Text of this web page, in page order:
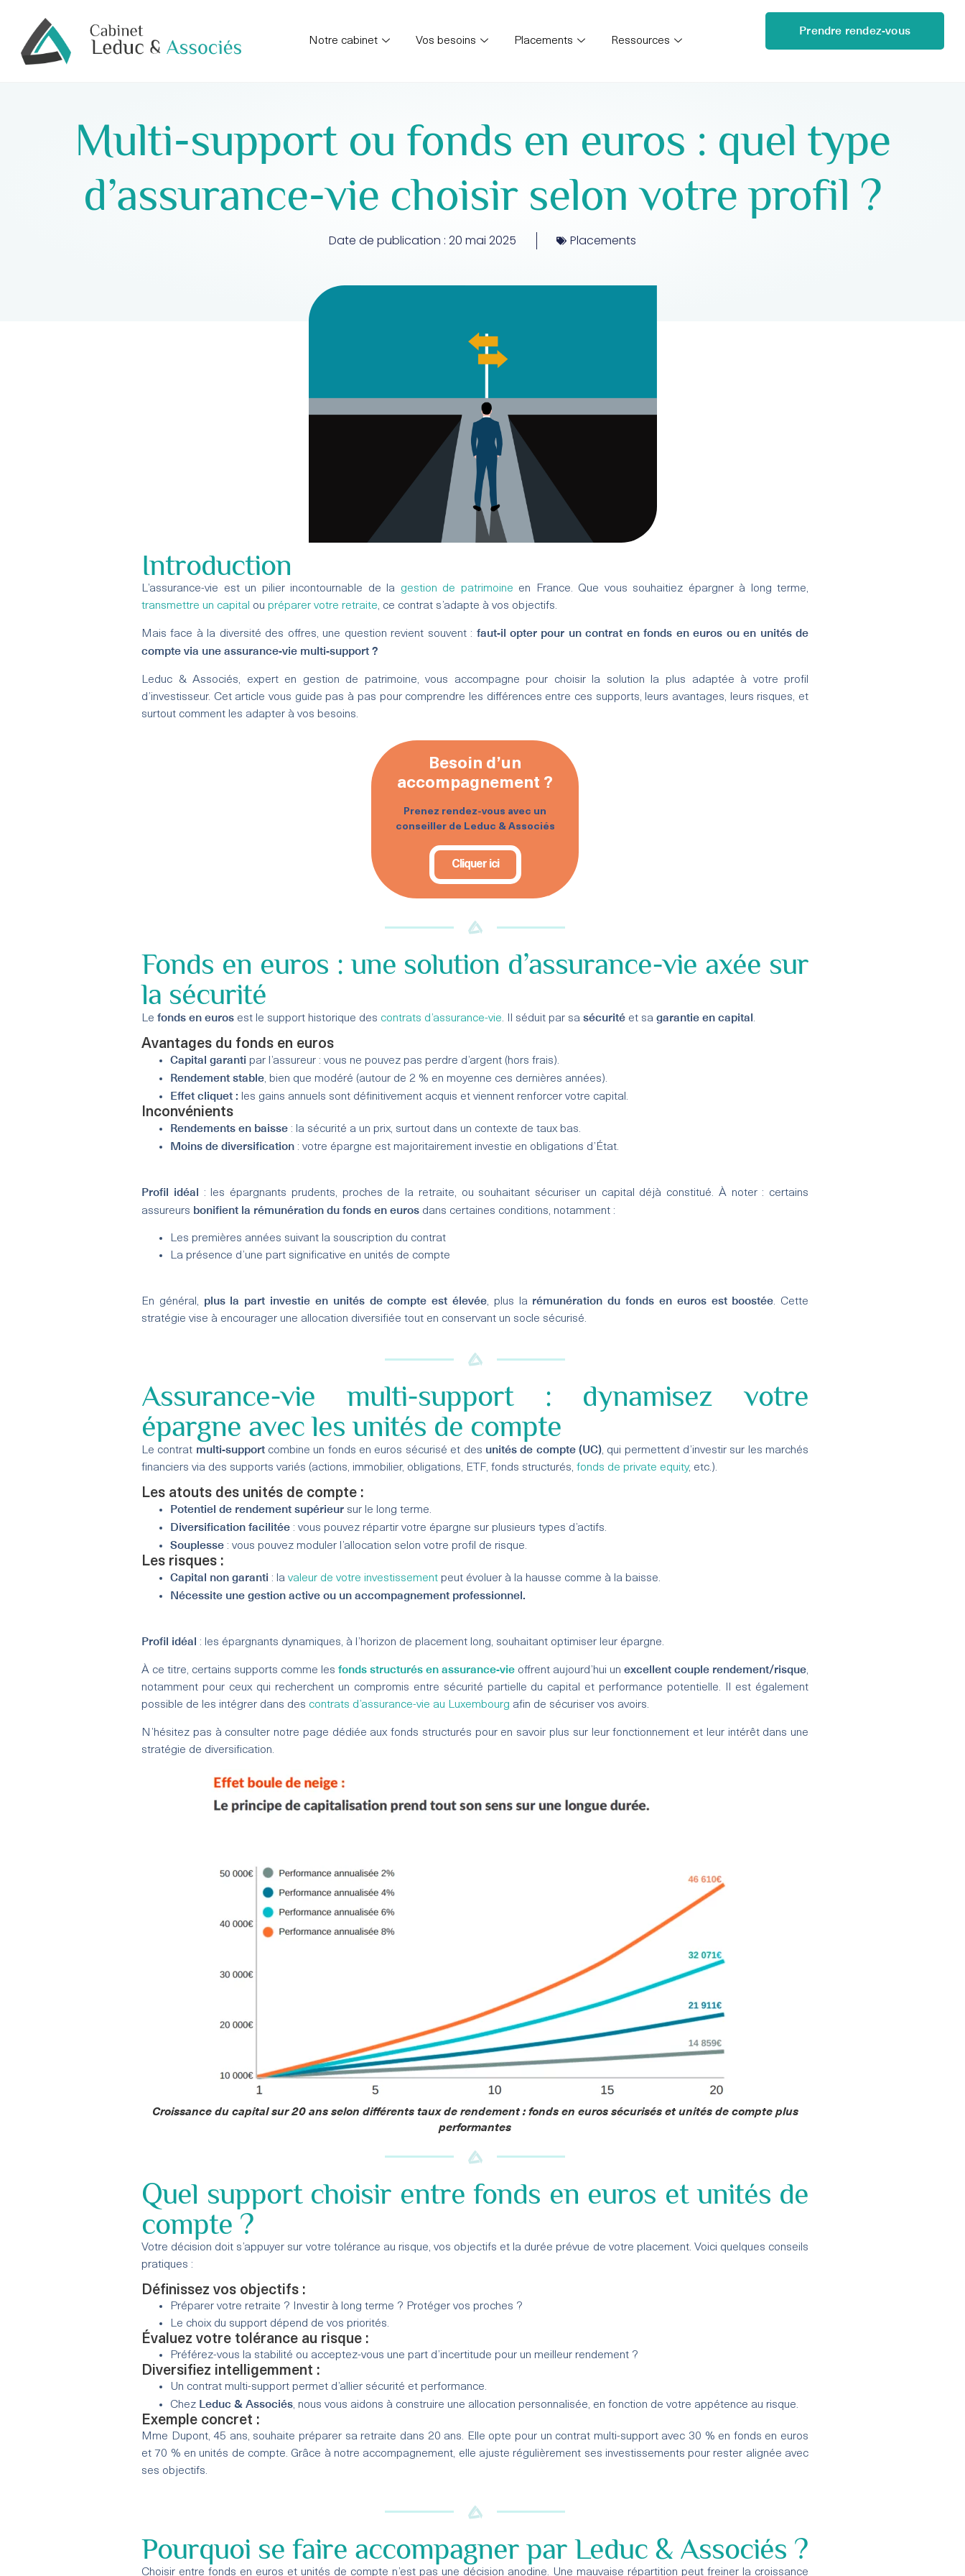
Notre cabinet Vos besoins Placements Ressources
Prendre rendez-vous
Multi-support ou fonds en euros : quel type
d’assurance-vie choisir selon votre profil ?
Date de publication : 20 mai 2025 Placements
Introduction
L’assurance-vie est un pilier incontournable de la gestion de patrimoine en France. Que vous souhaitiez épargner à long terme,
transmettre un capital ou préparer votre retraite, ce contrat s’adapte à vos objectifs.
Mais face à la diversité des offres, une question revient souvent : faut-il opter pour un contrat en fonds en euros ou en unités de
compte via une assurance-vie multi-support ?
Leduc & Associés, expert en gestion de patrimoine, vous accompagne pour choisir la solution la plus adaptée à votre profil
d’investisseur. Cet article vous guide pas à pas pour comprendre les différences entre ces supports, leurs avantages, leurs risques, et
surtout comment les adapter à vos besoins.
Besoin d’un
accompagnement ?
Prenez rendez-vous avec un
conseiller de Leduc & Associés
Cliquer ici
Fonds en euros : une solution d’assurance-vie axée sur
la sécurité
Le fonds en euros est le support historique des contrats d’assurance-vie. Il séduit par sa sécurité et sa garantie en capital.
Avantages du fonds en euros
Capital garanti par l’assureur : vous ne pouvez pas perdre d’argent (hors frais).
Rendement stable, bien que modéré (autour de 2 % en moyenne ces dernières années).
Effet cliquet : les gains annuels sont définitivement acquis et viennent renforcer votre capital.
Inconvénients
Rendements en baisse : la sécurité a un prix, surtout dans un contexte de taux bas.
Moins de diversification : votre épargne est majoritairement investie en obligations d’État.
Profil idéal : les épargnants prudents, proches de la retraite, ou souhaitant sécuriser un capital déjà constitué. À noter : certains
assureurs bonifient la rémunération du fonds en euros dans certaines conditions, notamment :
Les premières années suivant la souscription du contrat
La présence d’une part significative en unités de compte
En général, plus la part investie en unités de compte est élevée, plus la rémunération du fonds en euros est boostée. Cette
stratégie vise à encourager une allocation diversifiée tout en conservant un socle sécurisé.
Assurance-vie multi-support : dynamisez votre
épargne avec les unités de compte
Le contrat multi-supportcombine un fonds en euros sécurisé et des unités de compte (UC), qui permettent d’investir sur les marchés
financiers via des supports variés (actions, immobilier, obligations, ETF, fonds structurés, fonds de private equity, etc.).
Les atouts des unités de compte :
Potentiel de rendement supérieur sur le long terme.
Diversification facilitée : vous pouvez répartir votre épargne sur plusieurs types d’actifs.
Souplesse : vous pouvez moduler l’allocation selon votre profil de risque.
Les risques :
Capital non garanti : la valeur de votre investissement peut évoluer à la hausse comme à la baisse.
Nécessite une gestion active ou un accompagnement professionnel.
Profil idéal : les épargnants dynamiques, à l’horizon de placement long, souhaitant optimiser leur épargne.
À ce titre, certains supports comme lesfonds structurés en assurance-vie offrent aujourd’hui unexcellent couple rendement/risque,
notamment pour ceux qui recherchent un compromis entre sécurité partielle du capital et performance potentielle. Il est également
possible de les intégrer dans des contrats d’assurance-vie au Luxembourg afin de sécuriser vos avoirs.
N’hésitez pas à consulter notre page dédiée aux fonds structurés pour en savoir plus sur leur fonctionnement et leur intérêt dans une
stratégie de diversification.
Croissance du capital sur 20 ans selon différents taux de rendement : fonds en euros sécurisés et unités de compte plus
performantes
Quel support choisir entre fonds en euros et unités de
compte ?
Votre décision doit s’appuyer sur votre tolérance au risque, vos objectifs et la durée prévue de votre placement. Voici quelques conseils
pratiques :
Définissez vos objectifs :
Préparer votre retraite ? Investir à long terme ? Protéger vos proches ?
Le choix du support dépend de vos priorités.
Évaluez votre tolérance au risque :
Préférez-vous la stabilité ou acceptez-vous une part d’incertitude pour un meilleur rendement ?
Diversifiez intelligemment :
Un contrat multi-support permet d’allier sécurité et performance.
Chez Leduc & Associés, nous vous aidons à construire une allocation personnalisée, en fonction de votre appétence au risque.
Exemple concret :
Mme Dupont, 45 ans, souhaite préparer sa retraite dans 20 ans. Elle opte pour un contrat multi-support avec 30 % en fonds en euros
et 70 % en unités de compte. Grâce à notre accompagnement, elle ajuste régulièrement ses investissements pour rester alignée avec
ses objectifs.
Pourquoi se faire accompagner par Leduc & Associés ?
Choisir entre fonds en euros et unités de compte n’est pas une décision anodine. Une mauvaise répartition peut freiner la croissance